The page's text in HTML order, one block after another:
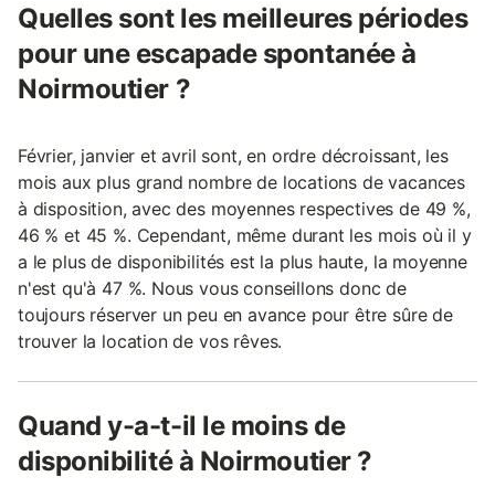
Quelles sont les meilleures périodes
pour une escapade spontanée à
Noirmoutier ?
Février, janvier et avril sont, en ordre décroissant, les
mois aux plus grand nombre de locations de vacances
à disposition, avec des moyennes respectives de 49 %,
46 % et 45 %. Cependant, même durant les mois où il y
a le plus de disponibilités est la plus haute, la moyenne
n'est qu'à 47 %. Nous vous conseillons donc de
toujours réserver un peu en avance pour être sûre de
trouver la location de vos rêves.
Quand y-a-t-il le moins de
disponibilité à Noirmoutier ?